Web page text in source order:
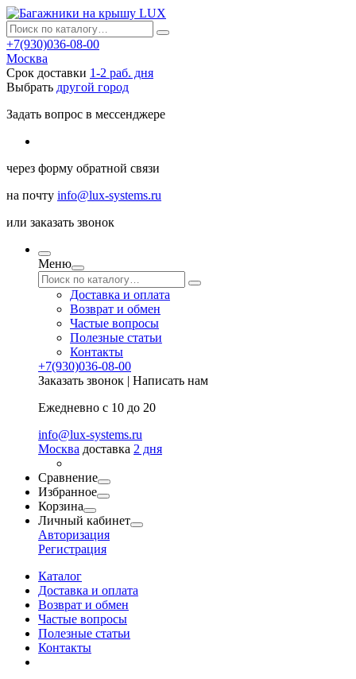
+7(930)036-08-00
Москва
Срок доставки 1-2 раб. дня
Выбрать другой город
Задать вопрос в мессенджере
через форму обратной связи
на почту info@lux-systems.ru
или заказать звонок
Меню
Доставка и оплата
Возврат и обмен
Частые вопросы
Полезные статьи
Контакты
+7(930)036-08-00
Заказать звонок | Написать нам
Ежедневно с 10 до 20
info@lux-systems.ru
Москва доставка 2 дня
Сравнение
Избранное
Корзина
Личный кабинет
Авторизация
Регистрация
Каталог
Доставка и оплата
Возврат и обмен
Частые вопросы
Полезные статьи
Контакты